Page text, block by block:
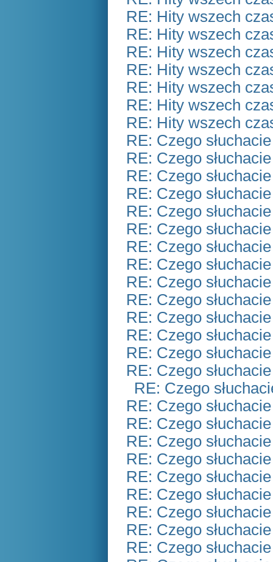
RE: Hity wszech
RE: Hity wszech
RE: Hity wszech
RE: Hity wszech
RE: Hity wszech
RE: Hity wszech
RE: Hity wszech
RE: Czego
RE: Czego
RE: Czego
RE: Czego
RE: Czego
RE: Czego
RE: Czego
RE: Czego
RE: Czego
RE: Czego
RE: Czego
RE: Czego
RE: Czego
RE: Czego
RE: Czego
RE: Czego
RE: Czego
RE: Czego
RE: Czego
RE: Czego
RE: Czego
RE: Czego
RE: Czego
RE: Czego